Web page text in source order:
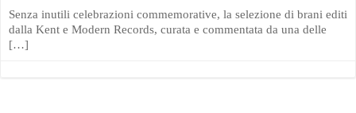
Senza inutili celebrazioni commemorative, la selezione di brani editi
dalla Kent e Modern Records, curata e commentata da una delle
[…]